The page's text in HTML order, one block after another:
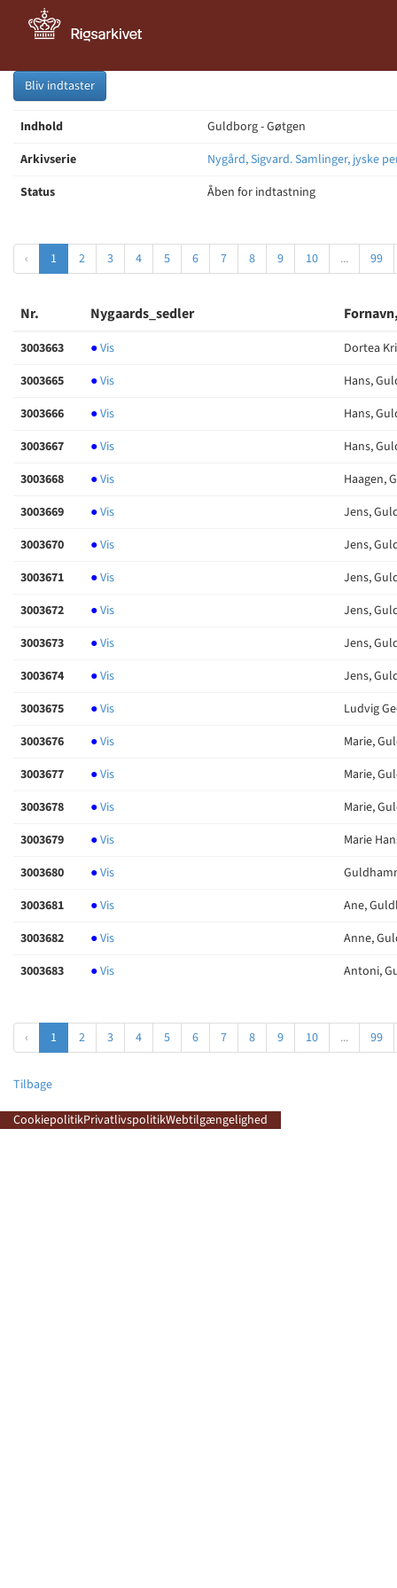
Bliv indtaster
Indhold
Guldborg - Gøtgen
Arkivserie
Nygård, Sigvard. Samlinger, jyske
Status
Åben for indtastning
‹ 1 2 3 4 5 6 7 8 9 10 ... 99
Nr. Nygaards_sedler
3003663 ●Vis
Dortea
3003665
●Vis
Hans,
3003666
●Vis
Hans,
3003667
●Vis
Hans,
3003668
●Vis
Haagen,
3003669
●Vis
Jens,
3003670
●Vis
Jens,
3003671
●Vis
Jens,
3003672
●Vis
Jens,
3003673
●Vis
Jens,
3003674
●Vis
Jens,
3003675
●Vis
Ludvig
3003676
●Vis
Marie,
3003677
●Vis
Marie,
3003678
●Vis
Marie,
3003679
●Vis
Marie
3003680
●Vis
3003681
●Vis
Ane,
3003682
●Vis
Anne,
3003683
●Vis Antoni,
‹ 1 2 3 4 5 6 7 8 9 10 ... 99
Tilbage
CookiepolitikPrivatlivspolitikWebtilgængelighed